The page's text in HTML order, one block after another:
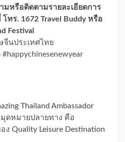
มหรือติดตามรายละเอียดการ
ทร. 1672 Travel Buddy หรือ
Festival
จีนประเทศไทย
Thailand Ambassador
ดหมายปลายทาง คือ
Quality Leisure Destination